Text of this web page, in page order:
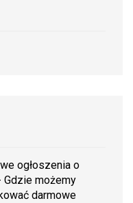
ogłoszenia o
Gdzie możemy
darmowe